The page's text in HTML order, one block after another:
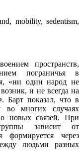
mobility, sedentism,
пространств,
пограничья в
«ни один народ не
и не всегда на
Барт показал, что в
во многих случаях
новых связей. При
зависит от
формируется через
людьми разных